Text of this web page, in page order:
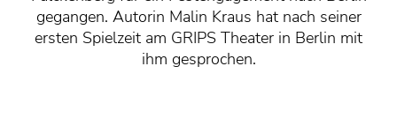
junge bühne-Beirat
Wir suchen…
gegangen. Autorin Malin Kraus hat nach seiner
ersten Spielzeit am GRIPS Theater in Berlin mit
ihm gesprochen.